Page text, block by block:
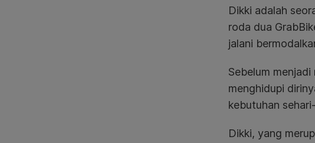
Dikki adalah
roda dua
jalani
Sebelum
menghidupi
kebutuhan
Dikki, yang